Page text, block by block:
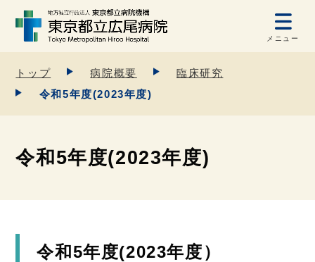
メニュー
トップ 病院概要
臨床研究
令和5年度(2023年度)
令和5年度(2023年度)
令和5年度(2023年度）